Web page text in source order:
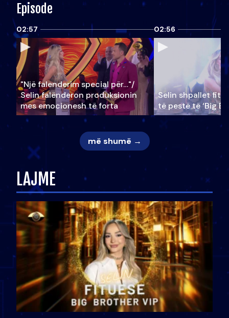
Episode
02:57
"Një falenderim special për…"/
Selin falënderon produksionin
mes emocionesh të forta
02:56
Selin shpallet
të pestë të ‘Big
më shumë →
LAJME